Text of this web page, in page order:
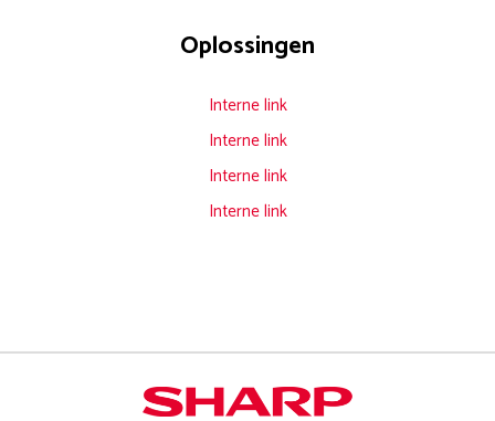
Documentoplossingen voor elk
modern kantoor.
Meer weten?
Download
whitepaper
hier uw naam en
email achter en u
Oplossingen
Interne link
Interne link
Interne link
Interne link